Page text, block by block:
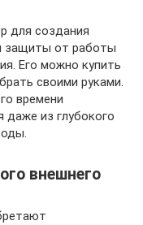
для создания
защиты от работы
Его можно купить
своими руками.
времени
даже из глубокого
внешнего